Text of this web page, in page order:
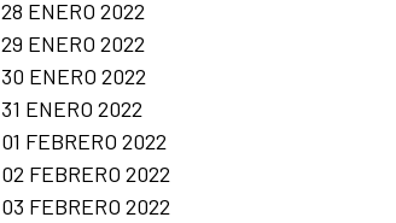
28 ENERO 2022
29 ENERO 2022
30 ENERO 2022
31 ENERO 2022
01 FEBRERO 2022
02 FEBRERO 2022
03 FEBRERO 2022